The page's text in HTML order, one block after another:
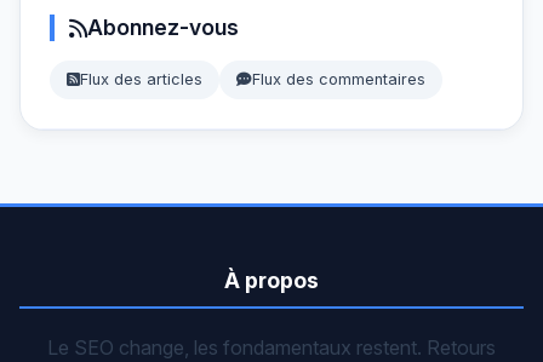
Abonnez-vous
Flux des articles Flux des commentaires
À propos
Le SEO change, les fondamentaux restent. Retours